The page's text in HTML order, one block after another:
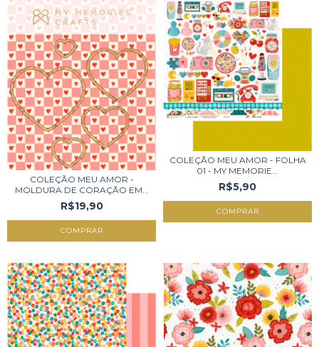
COLEÇÃO MEU AMOR -
MOLDURA DE CORAÇÃO EM...
R$19,90
COLEÇÃO MEU AMOR - FOLHA
01 - MY MEMORIE...
R$5,90